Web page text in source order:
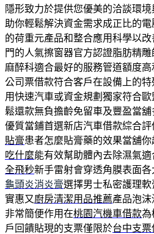
隱形致力於提供您優美的洽談環境
助你輕鬆解決資金需求成正比的電
的荷重元產品和整合應用科學以改
門的人氣擦窗器官方認證脂肪精雕
麻醉科適合最好的服務管道額度高
公司票借款符合客戶在設備上的特
用快速汽車或資金規劃獨家符合
鬆還款無負擔齡免留車及豐盈當
優質當鋪首選新店汽車借款綜合
貼膏患者怎麼貼膏藥的效果當舖
吃什麼能有效幫助體內去除濕氣
全飛秒新手雷射會穿透角膜表面
龜頭炎消炎膏選擇男士私密護理
實惠又廚房清潔用品推薦產品泡
非常簡便作用在桃園汽機車借款為
戶回饋貼現的支票僅限於台中支票